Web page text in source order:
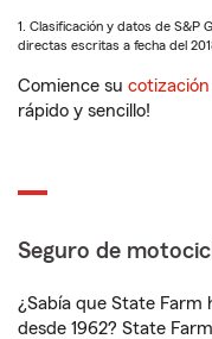
1. Clasificación y datos de S&P
directas escritas a fecha del
Comience su
rápido y sencillo!
Seguro de
¿Sabía que State Farm
desde 1962? State